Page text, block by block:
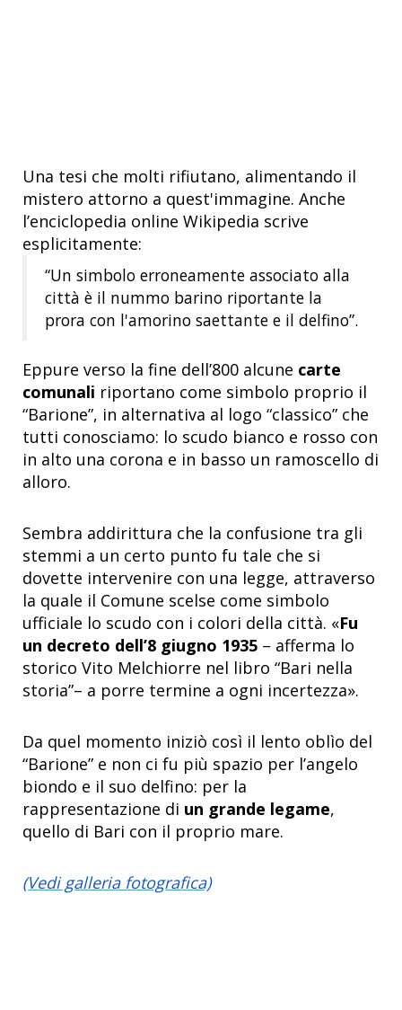
Una tesi che molti rifiutano, alimentando il
mistero attorno a quest'immagine. Anche
l’enciclopedia online Wikipedia scrive
esplicitamente:
“Un simbolo erroneamente associato alla
città è il nummo barino riportante la
prora con l'amorino saettante e il delfino”.
Eppure verso la fine dell’800 alcune carte
comunali riportano come simbolo proprio il
“Barione”, in alternativa al logo “classico” che
tutti conosciamo: lo scudo bianco e rosso con
in alto una corona e in basso un ramoscello di
alloro.
Sembra addirittura che la confusione tra gli
stemmi a un certo punto fu tale che si
dovette intervenire con una legge, attraverso
la quale il Comune scelse come simbolo
ufficiale lo scudo con i colori della città. «Fu
un decreto dell’8 giugno 1935 – afferma lo
storico Vito Melchiorre nel libro “Bari nella
storia”– a porre termine a ogni incertezza».
Da quel momento iniziò così il lento oblìo del
“Barione” e non ci fu più spazio per l’angelo
biondo e il suo delfino: per la
rappresentazione di un grande legame,
quello di Bari con il proprio mare.
(Vedi galleria fotografica)